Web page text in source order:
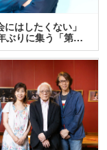
にはしたくない」
りに集う「第…